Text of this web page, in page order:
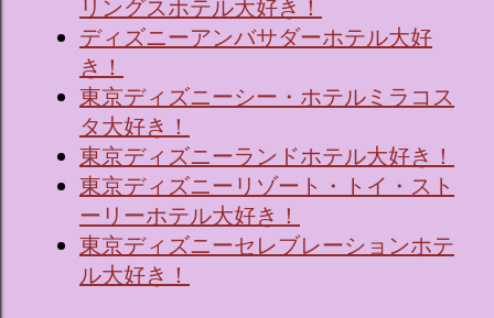
リングスホテル大好き！
ディズニーアンバサダーホテル大好
き！
東京ディズニーシー・ホテルミラコス
タ大好き！
東京ディズニーランドホテル大好き！
東京ディズニーリゾート・トイ・スト
ーリーホテル大好き！
東京ディズニーセレブレーションホテ
ル大好き！